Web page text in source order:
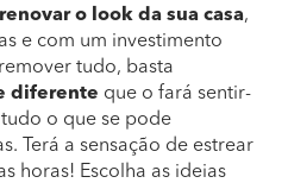
renovar o look da sua casa,
e com um investimento
tudo, basta
diferente que o fará sentir-
o que se pode
Terá a sensação de estrear
horas! Escolha as ideias